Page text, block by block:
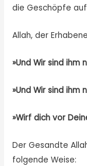
die Geschöpfe
Allah, der
»UndWir sind ihm
»Und Wir sind ihm
»Wirf dich vor
Der Gesandte
folgende Weise: